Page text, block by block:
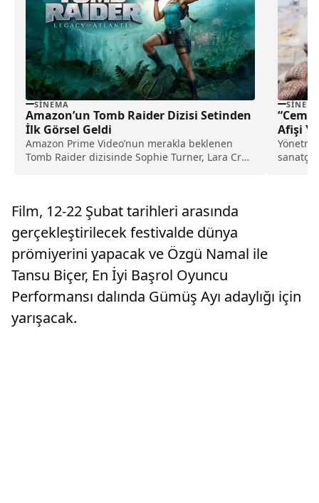
SINEMA
Amazon’un Tomb Raider Dizisi Setinden
İlk Görsel Geldi
Amazon Prime Video’nun merakla beklenen
Tomb Raider dizisinde Sophie Turner, Lara Croft
“Cem
Afişi
sanatçı
Film, 12-22 Şubat tarihleri arasında
gerçekleştirilecek festivalde dünya
prömiyerini yapacak ve Özgü Namal ile
Tansu Biçer, En İyi Başrol Oyuncu
Performansı dalında Gümüş Ayı adaylığı için
yarışacak.